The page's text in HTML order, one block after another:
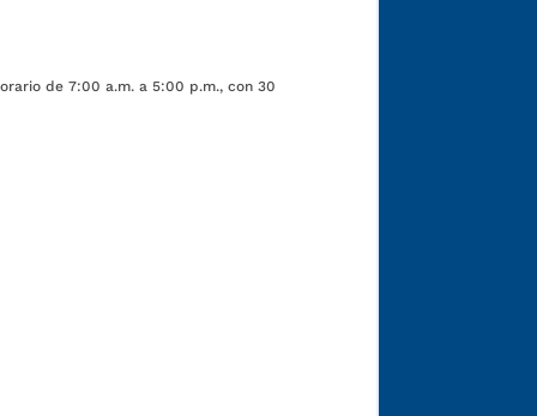
de 7:00 a.m. a 5:00 p.m., con 30